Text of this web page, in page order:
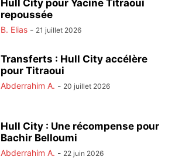
Hull City pour Yacine Titraoui
repoussée
B. Elias - 21 juillet 2026
Transferts : Hull City accélère
pour Titraoui
Abderrahim A. - 20 juillet 2026
Hull City : Une récompense pour
Bachir Belloumi
Abderrahim A. - 22 juin 2026